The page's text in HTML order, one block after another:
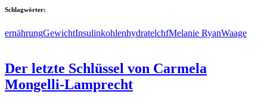
Schlagwörter:
ernährungGewichtInsulinkohlenhydratelchfMelanie RyanWaage
Der letzte Schlüssel von Carmela
Mongelli-Lamprecht